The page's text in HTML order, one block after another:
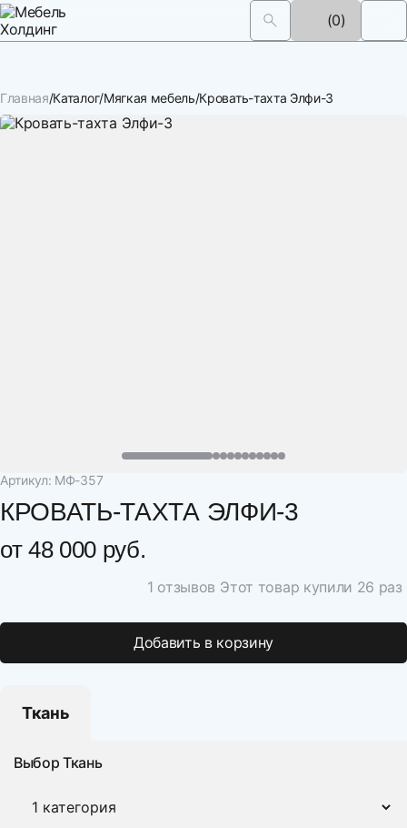
(0)
Главная Каталог Мягкая мебель Кровать-тахта Элфи-3
Артикул: МФ-357
КРОВАТЬ-ТАХТА ЭЛФИ-3
от48 000 руб.
1 отзывов Этот товар купили 26 раз
Добавить в корзину
Ткань
Выбор Ткань